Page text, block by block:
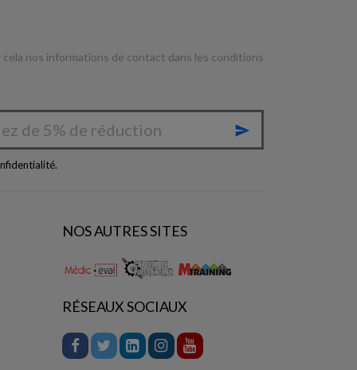
nos informations de contact dans les conditions

.
NOS AUTRES SITES
RÉSEAUX SOCIAUX